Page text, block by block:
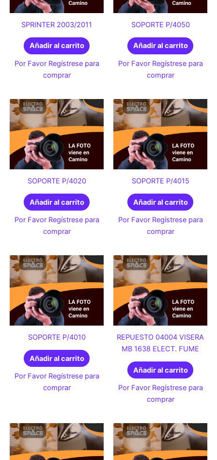
SPRINTER 2003/2011
Añadir al carrito
Por Favor Regístrese para
comprar
SOPORTE P/4050
Añadir al carrito
Por Favor Regístrese para
comprar
SOPORTE P/4020
Añadir al carrito
Por Favor Regístrese para
comprar
SOPORTE P/4015
Añadir al carrito
Por Favor Regístrese para
comprar
SOPORTE P/4010
Añadir al carrito
Por Favor Regístrese para
comprar
REPUESTO 04004 VISERA
MB 1638 ELECT. FUME
Añadir al carrito
Por Favor Regístrese para
comprar